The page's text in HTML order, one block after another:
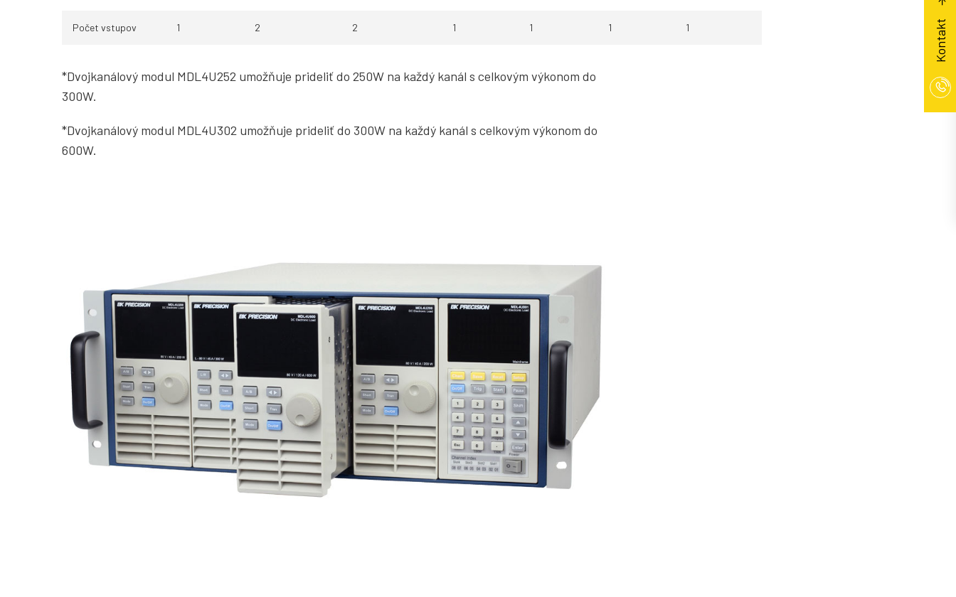
Počet vstupov 1 2 2 1 1 1 1
*Dvojkanálový modul MDL4U252 umožňuje prideliť do 250W na každý kanál s celkovým výkonom do
300W.
*Dvojkanálový modul MDL4U302 umožňuje prideliť do 300W na každý kanál s celkovým výkonom do
600W.
Kontakt